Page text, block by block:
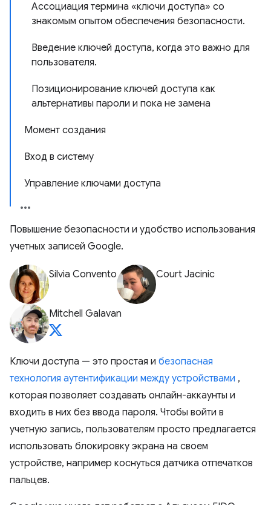
Ассоциация термина «ключи доступа» со
знакомым опытом обеспечения безопасности.
Введение ключей доступа, когда это важно для
пользователя.
Позиционирование ключей доступа как
альтернативы пароли и пока не замена
Момент создания
Вход в систему
Управление ключами доступа
Повышение безопасности и удобство использования
учетных записей Google.
Silvia Convento Court Jacinic
Mitchell Galavan
Ключи доступа — это простая и безопасная
технология аутентификации между устройствами ,
которая позволяет создавать онлайн-аккаунты и
входить в них без ввода пароля. Чтобы войти в
учетную запись, пользователям просто предлагается
использовать блокировку экрана на своем
устройстве, например коснуться датчика отпечатков
пальцев.